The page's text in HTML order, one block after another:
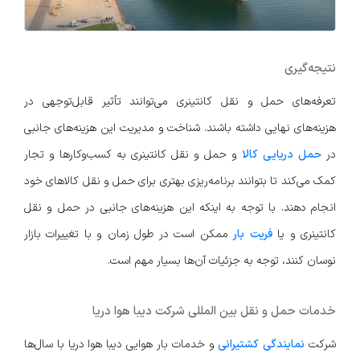
نتیجه‌گیری
تعرفه‌های حمل و نقل کانتینری می‌توانند تأثیر قابل‌توجهی در
هزینه‌های نهایی داشته باشند. شناخت و مدیریت این هزینه‌های جانبی
در حمل دریایی کالا و حمل و نقل کانتینری به کسب‌وکارها و تجار
کمک می‌کند تا بتوانند برنامه‌ریزی بهتری برای حمل و نقل کالاهای خود
انجام دهند. با توجه به اینکه این هزینه‌های جانبی در حمل و نقل
کانتینری و یافریت بار ممکن است در طول زمان و با تغییرات بازار
نوسان کنند، توجه به جزئیات آن‌ها بسیار مهم است.
خدمات حمل و نقل بین المللی شرکت دیبا هوا دریا
شرکت نمایندگی کشتیرانیو خدمات بار هوایی دیبا هوا دریا با سال‌ها